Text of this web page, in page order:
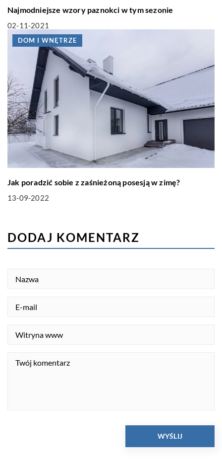
Najmodniejsze wzory paznokci w tym sezonie
02-11-2021
DOM I WNĘTRZE
Jak poradzić sobie z zaśnieżoną posesją w zimę?
13-09-2022
DODAJ KOMENTARZ